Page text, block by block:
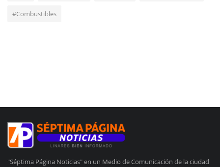
#Combustibles
"Séptima Página Noticias" en un Medio de Comunicación de la ciudad